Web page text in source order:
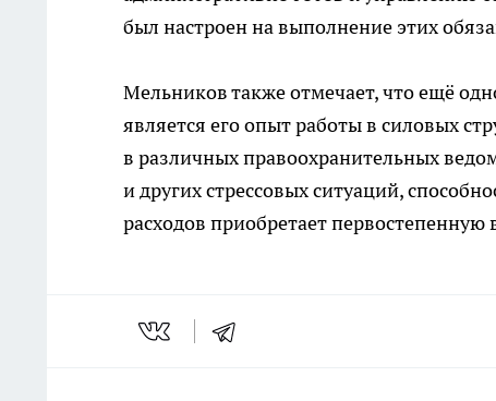
был настроен на выполнение этих
Мельников также отмечает, что ещё
является его опыт работы в силовых
в различных правоохранительных
и других стрессовых ситуаций,
расходов приобретает первостепенную